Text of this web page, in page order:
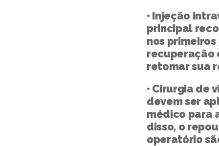
• Injeção
principal
nos
recuperação
retomar sua
• Cirurgia de
devem ser
médico para
disso, o
operatório